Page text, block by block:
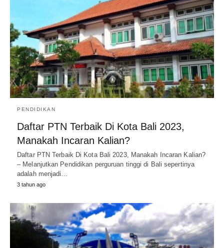
PENDIDIKAN
Daftar PTN Terbaik Di Kota Bali 2023,
Manakah Incaran Kalian?
Daftar PTN Terbaik Di Kota Bali 2023, Manakah Incaran Kalian?
– Melanjutkan Pendidikan perguruan tinggi di Bali sepertinya
adalah menjadi…
3 tahun ago